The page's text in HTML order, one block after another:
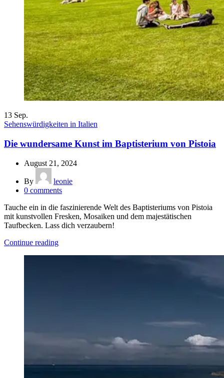
13 Sep.
Sehenswürdigkeiten in Italien
Die wundersame Kunst im Baptisterium von Pistoia
August 21, 2024
By
leonie
0 comments
Tauche ein in die faszinierende Welt des Baptisteriums von Pistoia
mit kunstvollen Fresken, Mosaiken und dem majestätischen
Taufbecken. Lass dich verzaubern!
Continue reading